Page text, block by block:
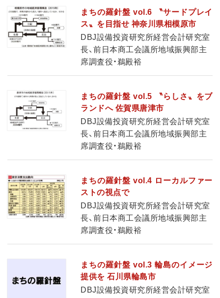
まちの羅針盤 vol.6 〝サードプレイ
ス〟を目指せ 神奈川県相模原市
DBJ設備投資研究所経営会計研究室
長、前日本商工会議所地域振興部主
席調査役・鵜殿裕
まちの羅針盤 vol.5 〝らしさ〟をブ
ランドへ 佐賀県唐津市
DBJ設備投資研究所経営会計研究室
長、前日本商工会議所地域振興部主
席調査役・鵜殿裕
まちの羅針盤 vol.4 ローカルファー
ストの視点で
DBJ設備投資研究所経営会計研究室
長、前日本商工会議所地域振興部主
席調査役・鵜殿裕
まちの羅針盤 vol.3 輪島のイメージ
提供を 石川県輪島市
DBJ設備投資研究所経営会計研究室